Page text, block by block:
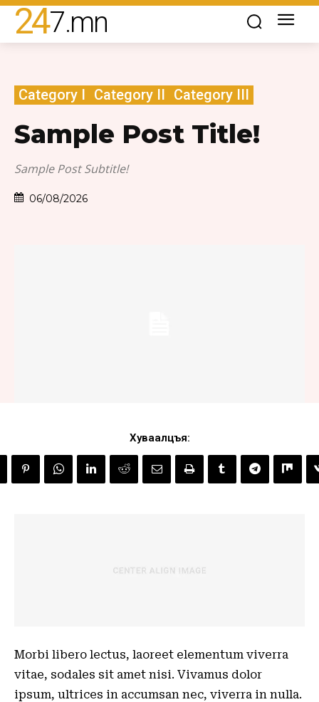
247.mn
Category I Category II Category III
Sample Post Title!
Sample Post Subtitle!
06/08/2026
Хуваалцъя:
Morbi libero lectus, laoreet elementum viverra
vitae, sodales sit amet nisi. Vivamus dolor
ipsum, ultrices in accumsan nec, viverra in nulla.